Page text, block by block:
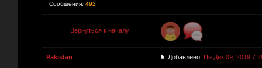
Сообщения: 492
Вернуться к началу
Pakistan Добавлено: Пн Дек 09, 2019